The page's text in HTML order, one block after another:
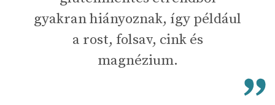
gyakran hiányoznak, így például
a rost, folsav, cink és
magnézium.